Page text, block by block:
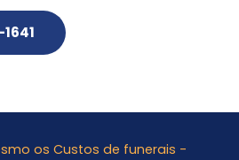
os Custos de funerais -